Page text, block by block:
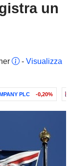
un
- Visualizza
PLC -0,20%